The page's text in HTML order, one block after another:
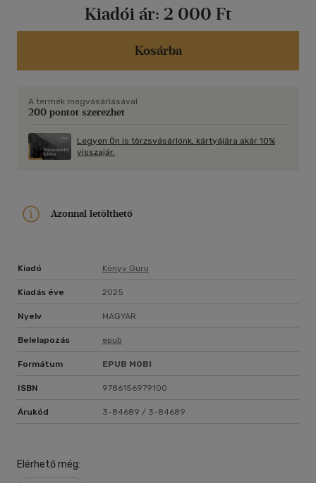
Hogyan tanítja meg járni Benőt Flóra? Kiktől védi őt meg az
igaz barát? Hogyan mentik meg együtt a cinkét és a
kiskutyát? Kicsoda Bella, akinek Benő virágot szeretne vinni?
Milyen egy igazi szőlőszüret? És miként talál újabb barátokat
Kiadói ár: 2 000 Ft
Kosárba
A termék megvásárlásával
200 pontot szerezhet
Legyen Ön is törzsvásárlónk, kártyájára akár 10%
visszajár.
Azonnal letölthető
Kiadó Könyv Guru
Kiadás éve 2025
Nyelv MAGYAR
Belelapozás epub
Formátum EPUB MOBI
ISBN 9786156979100
Árukód 3-84689 / 3-84689
Elérhető még: